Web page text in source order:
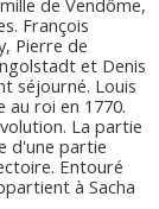
François
Pierre de
et Denis
séjourné. Louis
au roi en 1770.
La partie
d'une partie
Entouré
à Sacha